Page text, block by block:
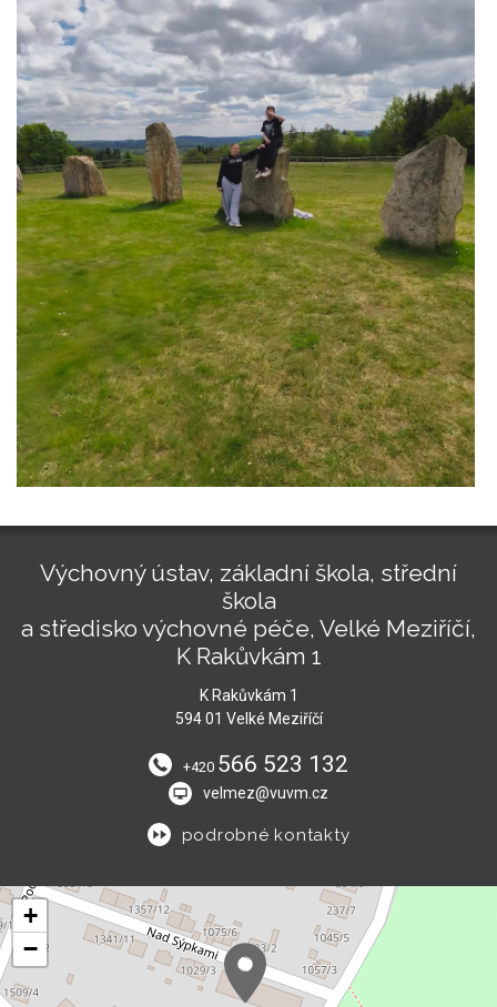
Výchovný ústav, základní škola, střední
škola
a středisko výchovné péče, Velké Meziříčí,
K Rakůvkám 1
K Rakůvkám 1
594 01 Velké Meziříčí
+420 566 523 132
velmez@vuvm.cz
podrobné kontakty
+
−